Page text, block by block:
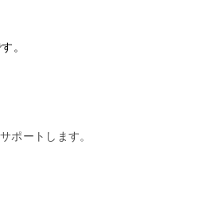
す。
ポートします。